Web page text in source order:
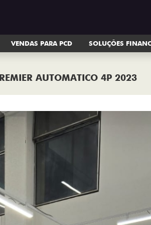
VENDAS PARA PCD SOLUÇÕES
AUTOMATICO 4P 2023